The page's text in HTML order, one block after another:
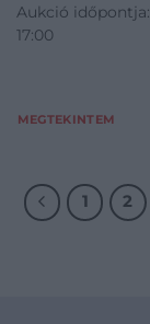
Aukció időpontja:
17:00
MEGTEKINTEM
1 2